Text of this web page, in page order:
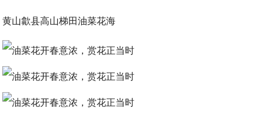
黄山歙县高山梯田油菜花海